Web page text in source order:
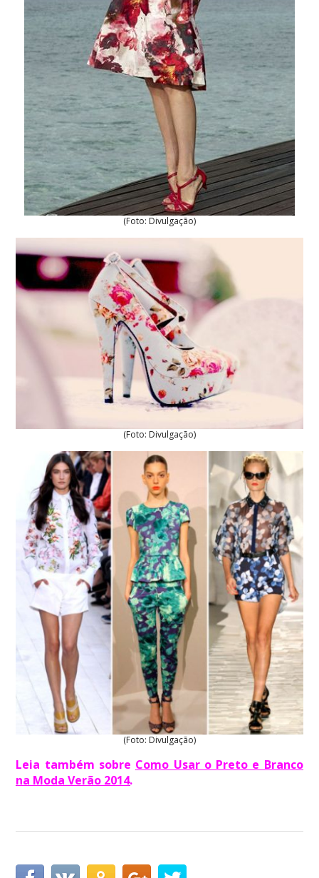
(Foto: Divulgação)
(Foto: Divulgação)
(Foto: Divulgação)
Leia também sobre Como Usar o Preto e Branco
na Moda Verão 2014.